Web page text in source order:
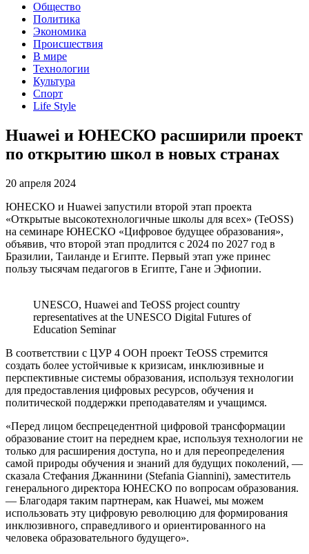
Общество
Политика
Экономика
Происшествия
В мире
Технологии
Культура
Спорт
Life Style
Huawei и ЮНЕСКО расширили проект
по открытию школ в новых странах
20 апреля 2024
ЮНЕСКО и Huawei запустили второй этап проекта
«Открытые высокотехнологичные школы для всех» (TeOSS)
на семинаре ЮНЕСКО «Цифровое будущее образования»,
объявив, что второй этап продлится с 2024 по 2027 год в
Бразилии, Таиланде и Египте. Первый этап уже принес
пользу тысячам педагогов в Египте, Гане и Эфиопии.
UNESCO, Huawei and TeOSS project country
representatives at the UNESCO Digital Futures of
Education Seminar
В соответствии с ЦУР 4 ООН проект TeOSS стремится
создать более устойчивые к кризисам, инклюзивные и
перспективные системы образования, используя технологии
для предоставления цифровых ресурсов, обучения и
политической поддержки преподавателям и учащимся.
«Перед лицом беспрецедентной цифровой трансформации
образование стоит на переднем крае, используя технологии не
только для расширения доступа, но и для переопределения
самой природы обучения и знаний для будущих поколений, —
сказала Стефания Джаннини (Stefania Giannini), заместитель
генерального директора ЮНЕСКО по вопросам образования.
— Благодаря таким партнерам, как Huawei, мы можем
использовать эту цифровую революцию для формирования
инклюзивного, справедливого и ориентированного на
человека образовательного будущего».